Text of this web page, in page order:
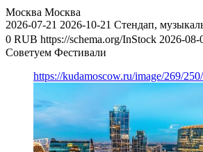
Москва Москва
2026-07-21 2026-10-21 Стендап,
0 RUB https://schema.org/InStock 2026-08-
Советуем Фестивали
https://kudamoscow.ru/image/269/